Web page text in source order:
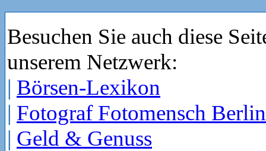
Besuchen Sie auch diese
unserem Netzwerk:
| Börsen-Lexikon
| Fotograf Fotomensch Berlin
| Geld & Genuss